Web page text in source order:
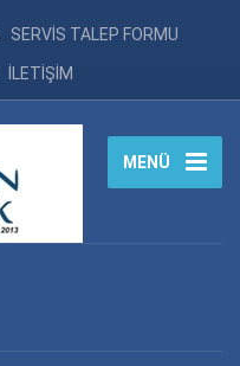
SERVİS TALEP FORMU
İLETİŞİM
MENÜ